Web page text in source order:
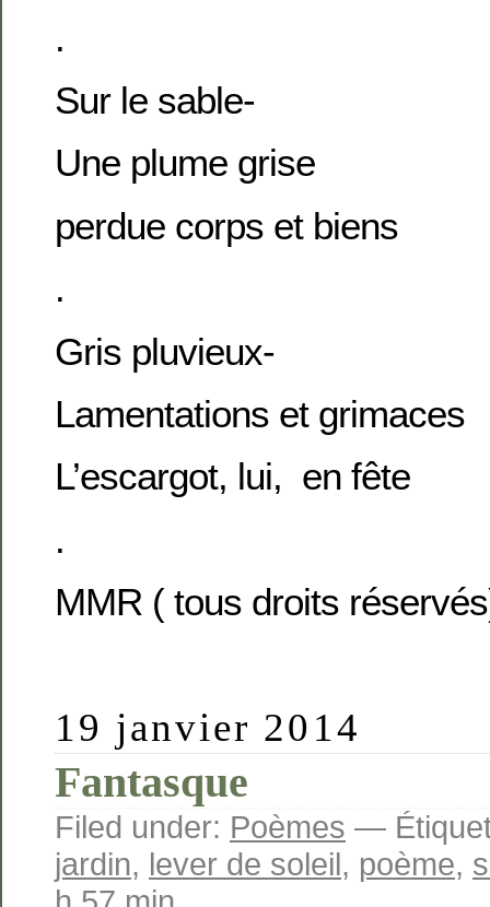
.
Sur le sable-
Une plume grise
perdue corps et biens
.
Gris pluvieux-
Lamentations et grimaces
L’escargot, lui, en fête
.
MMR ( tous droits
19 janvier 2014
Fantasque
Filed under: Poèmes —
jardin, lever de soleil, poème,